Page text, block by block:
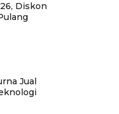
Diskon
Jual